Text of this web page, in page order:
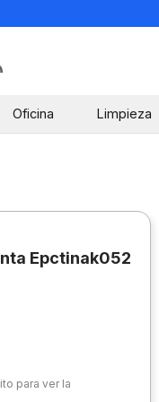
Oficina Limpieza
Epctinak052
para ver la